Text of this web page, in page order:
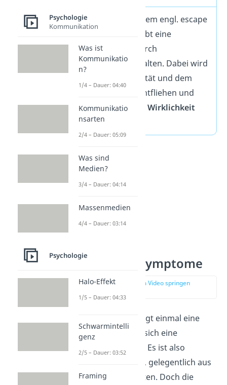
Eskapismus (aus dem engl. escape
= fliehen) beschreibt eine
Realitätsflucht
durch
Vermeidungsverhalten. Dabei wird
versucht, der Realität und dem
Alltag mental zu entfliehen und
sich eineranderen Wirklichkeit
zuzuwenden
Eskapismus Symptome
zur Stelle im Video springen
Jeder Mensch benötigt einmal eine
Pause und wünscht sich eine
Ablenkung im Alltag. Es ist also
, gelegentlich aus
der Realität zu flüchten. Doch die
Psychologie
Kommunikation
Was ist
Kommunikatio
n?
1/4 – Dauer: 04:40
Kommunikatio
nsarten
2/4 – Dauer: 05:09
Was sind
Medien?
3/4 – Dauer: 04:14
Massenmedien
4/4 – Dauer: 03:14
Psychologie
Halo-Effekt
1/5 – Dauer: 04:33
Schwarmintelli
genz
2/5 – Dauer: 03:52
Framing